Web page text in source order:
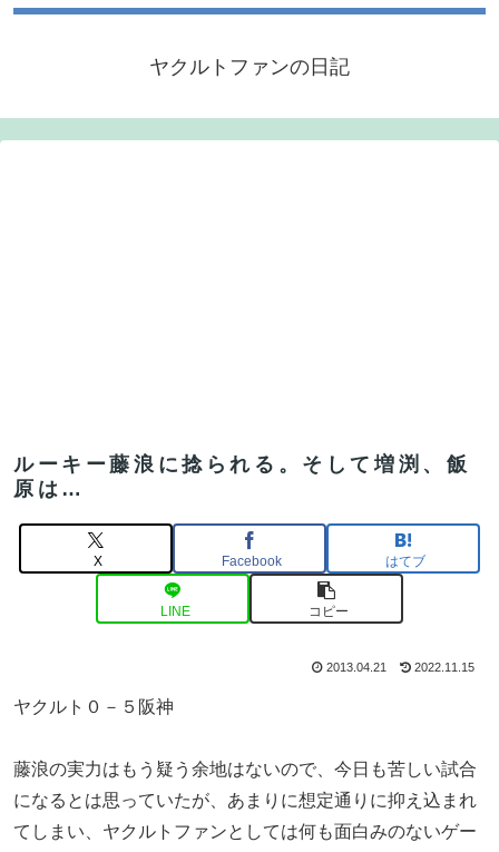
ヤクルトファンの日記
ルーキー藤浪に捻られる。そして増渕、飯
原は…
X Facebook はてブ
LINE コピー
2013.04.21 2022.11.15
ヤクルト０－５阪神
藤浪の実力はもう疑う余地はないので、今日も苦しい試合
になるとは思っていたが、あまりに想定通りに抑え込まれ
てしまい、ヤクルトファンとしては何も面白みのないゲー